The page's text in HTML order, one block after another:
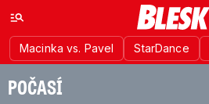
Macinka vs. Pavel StarDance
POČASÍ